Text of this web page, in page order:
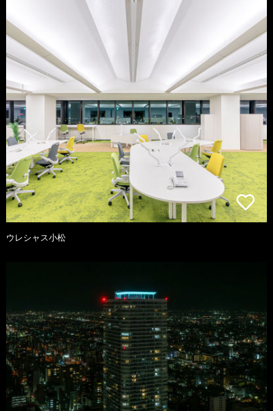
ウレシャス小松